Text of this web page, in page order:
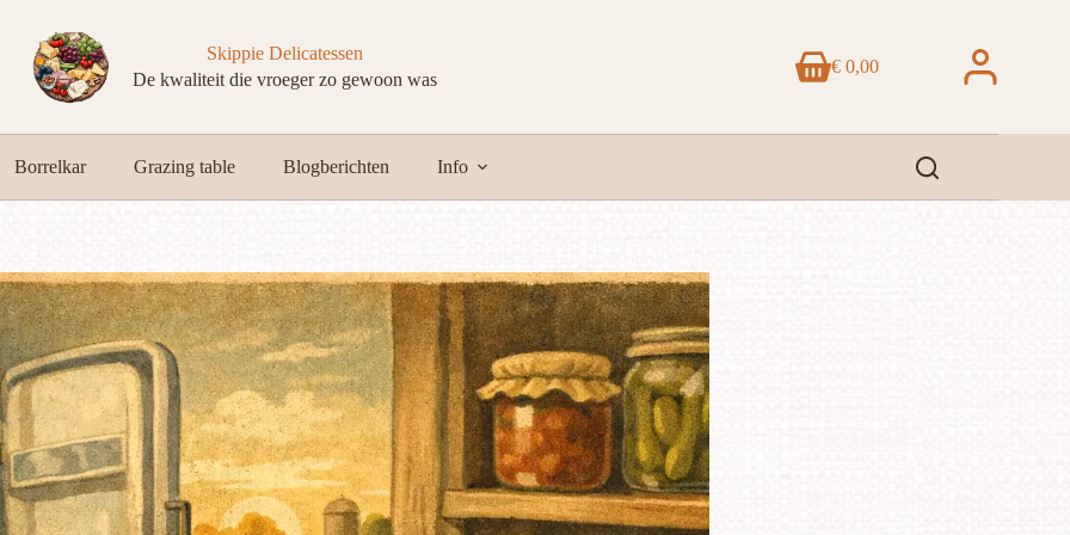
Skippie Delicatessen
De kwaliteit die vroeger zo gewoon was
Winkelwagen
€ 0,00
Borrelkar Grazing table Blogberichten Info